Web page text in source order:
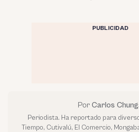
PUBLICIDAD
Por Carlos
Periodista. Ha reportado para
Tiempo, Cutivalú, El Comercio,